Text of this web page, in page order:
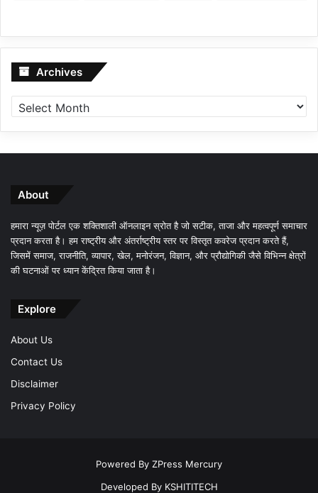
Archives Archives
About
हमारा न्यूज़ पोर्टल एक शक्तिशाली ऑनलाइन स्रोत है जो सटीक, ताजा और महत्वपूर्ण समाचार
प्रदान करता है। हम राष्ट्रीय और अंतर्राष्ट्रीय स्तर पर विस्तृत कवरेज प्रदान करते हैं,
जिसमें समाज, राजनीति, व्यापार, खेल, मनोरंजन, विज्ञान, और प्रौद्योगिकी जैसे विभिन्न क्षेत्रों
की घटनाओं पर ध्यान केंद्रित किया जाता है।
Explore
About Us
Contact Us
Disclaimer
Privacy Policy
Powered By ZPress Mercury
Developed By KSHITITECH